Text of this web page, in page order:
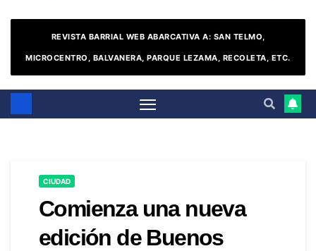
REVISTA BARRIAL WEB ABARCATIVA A: SAN TELMO,
MICROCENTRO, BALVANERA, PARQUE LEZAMA, RECOLETA, ETC.
CIUDAD
Comienza una nueva
edición de Buenos